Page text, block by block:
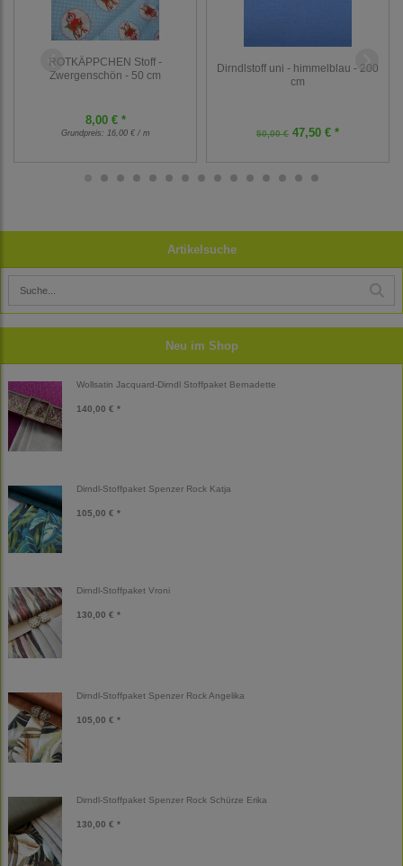
Artikelsuche
Neu im Shop
Wollsatin Jacquard-Dirndl Stoffpaket Bernadette
140,00 € *
Dirndl-Stoffpaket Spenzer Rock Katja
105,00 € *
Dirndl-Stoffpaket Vroni
130,00 € *
Dirndl-Stoffpaket Spenzer Rock Angelika
105,00 € *
Dirndl-Stoffpaket Spenzer Rock Schürze Erika
130,00 € *
ROTKÄPPCHEN Stoff -
Zwergenschön - 50 cm
8,00 € *
Grundpreis: 16,00 € / m
Dirndlstoff uni - himmelblau - 200
cm
50,00 € 47,50 € *